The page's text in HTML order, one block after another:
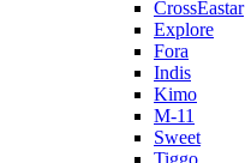
CrossEastar
Explore
Fora
Indis
Kimo
M-11
Sweet
Tiggo